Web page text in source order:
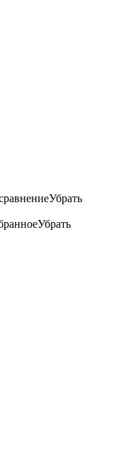
Убрать
Убрать